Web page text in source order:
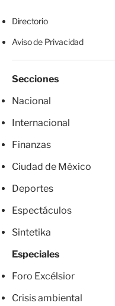
Directorio
Aviso de Privacidad
Secciones
Nacional
Internacional
Finanzas
Ciudad de México
Deportes
Espectáculos
Sintetika
Especiales
Foro Excélsior
Crisis ambiental